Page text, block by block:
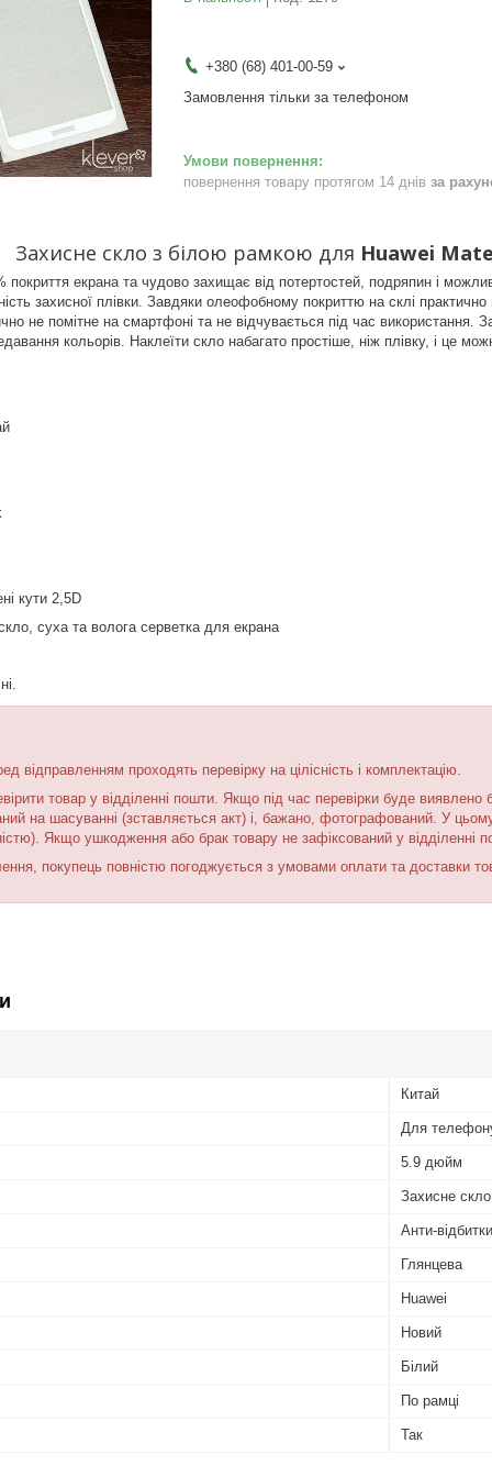
+380 (68) 401-00-59
Замовлення тільки за телефоном
повернення товару протягом 14 днів за
Захисне скло з білою рамкою для Huawei
покриття екрана та чудово захищає від потертостей, подряпин і
захисної плівки. Завдяки олеофобному покриттю на склі
не помітне на смартфоні та не відчувається під час
кольорів. Наклеїти скло набагато простіше, ніж плівку, і це
кути 2,5D
суха та волога серветка для екрана
відправленням проходять перевірку на цілісність і комплектацію.
товар у відділенні пошти. Якщо під час перевірки буде
на шасуванні (зставляється акт) і, бажано, фотографований. У
Якщо ушкодження або брак товару не зафіксований у відділенні
покупець повністю погоджується з умовами оплати та доставки
Китай
Для
5.9 дюйм
Захисне скло
Анти-відбитки
Глянцева
Huawei
Новий
Білий
По рамці
Так